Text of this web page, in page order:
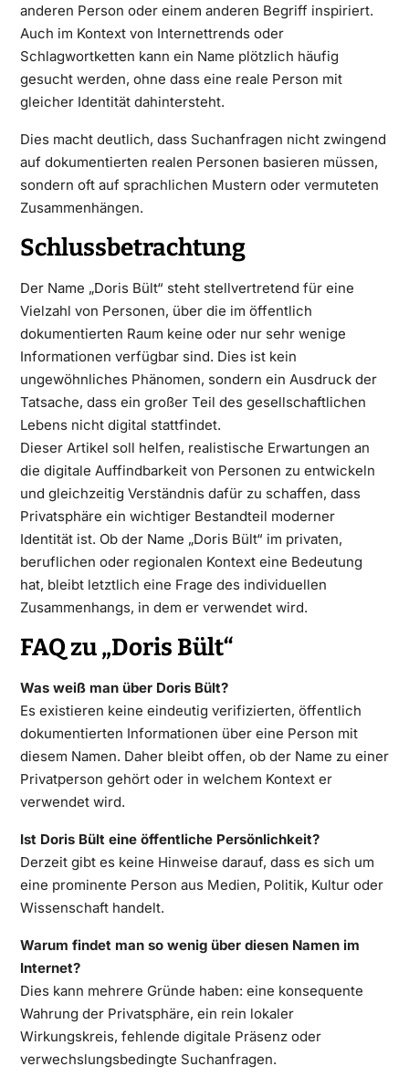
anderen Person oder einem anderen Begriff inspiriert.
Auch im Kontext von Internettrends oder
Schlagwortketten kann ein Name plötzlich häufig
gesucht werden, ohne dass eine reale Person mit
gleicher Identität dahintersteht.
Dies macht deutlich, dass Suchanfragen nicht zwingend
auf dokumentierten realen Personen basieren müssen,
sondern oft auf sprachlichen Mustern oder vermuteten
Zusammenhängen.
Schlussbetrachtung
Der Name „Doris Bült“ steht stellvertretend für eine
Vielzahl von Personen, über die im öffentlich
dokumentierten Raum keine oder nur sehr wenige
Informationen verfügbar sind. Dies ist kein
ungewöhnliches Phänomen, sondern ein Ausdruck der
Tatsache, dass ein großer Teil des gesellschaftlichen
Lebens nicht digital stattfindet.
Dieser Artikel soll helfen, realistische Erwartungen an
die digitale Auffindbarkeit von Personen zu entwickeln
und gleichzeitig Verständnis dafür zu schaffen, dass
Privatsphäre ein wichtiger Bestandteil moderner
Identität ist. Ob der Name „Doris Bült“ im privaten,
beruflichen oder regionalen Kontext eine Bedeutung
hat, bleibt letztlich eine Frage des individuellen
Zusammenhangs, in dem er verwendet wird.
FAQ zu „Doris Bült“
Was weiß man über Doris Bült?
Es existieren keine eindeutig verifizierten, öffentlich
dokumentierten Informationen über eine Person mit
diesem Namen. Daher bleibt offen, ob der Name zu einer
Privatperson gehört oder in welchem Kontext er
verwendet wird.
Ist Doris Bült eine öffentliche Persönlichkeit?
Derzeit gibt es keine Hinweise darauf, dass es sich um
eine prominente Person aus Medien, Politik, Kultur oder
Wissenschaft handelt.
Warum findet man so wenig über diesen Namen im
Internet?
Dies kann mehrere Gründe haben: eine konsequente
Wahrung der Privatsphäre, ein rein lokaler
Wirkungskreis, fehlende digitale Präsenz oder
verwechslungsbedingte Suchanfragen.